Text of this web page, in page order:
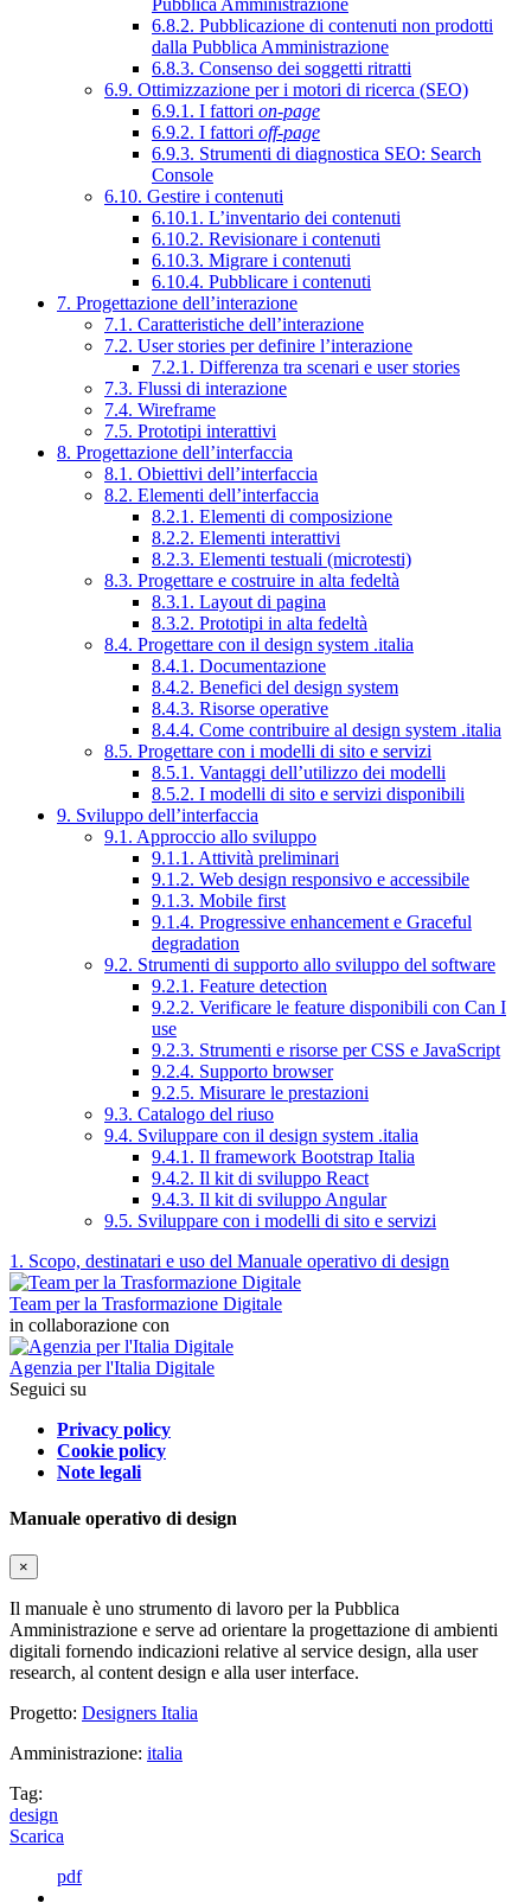
6.8.2. Pubblicazione di contenuti non prodotti
dalla Pubblica Amministrazione
6.8.3. Consenso dei soggetti ritratti
6.9. Ottimizzazione per i motori di ricerca (SEO)
6.9.1. I fattori on-page
6.9.2. I fattori off-page
6.9.3. Strumenti di diagnostica SEO: Search
Console
6.10. Gestire i contenuti
6.10.1. L’inventario dei contenuti
6.10.2. Revisionare i contenuti
6.10.3. Migrare i contenuti
6.10.4. Pubblicare i contenuti
7. Progettazione dell’interazione
7.1. Caratteristiche dell’interazione
7.2. User stories per definire l’interazione
7.2.1. Differenza tra scenari e user stories
7.3. Flussi di interazione
7.4. Wireframe
7.5. Prototipi interattivi
8. Progettazione dell’interfaccia
8.1. Obiettivi dell’interfaccia
8.2. Elementi dell’interfaccia
8.2.1. Elementi di composizione
8.2.2. Elementi interattivi
8.2.3. Elementi testuali (microtesti)
8.3. Progettare e costruire in alta fedeltà
8.3.1. Layout di pagina
8.3.2. Prototipi in alta fedeltà
8.4. Progettare con il design system .italia
8.4.1. Documentazione
8.4.2. Benefici del design system
8.4.3. Risorse operative
8.4.4. Come contribuire al design system .italia
8.5. Progettare con i modelli di sito e servizi
8.5.1. Vantaggi dell’utilizzo dei modelli
8.5.2. I modelli di sito e servizi disponibili
9. Sviluppo dell’interfaccia
9.1. Approccio allo sviluppo
9.1.1. Attività preliminari
9.1.2. Web design responsivo e accessibile
9.1.3. Mobile first
9.1.4. Progressive enhancement e Graceful
degradation
9.2. Strumenti di supporto allo sviluppo del software
9.2.1. Feature detection
9.2.2. Verificare le feature disponibili con Can I
use
9.2.3. Strumenti e risorse per CSS e JavaScript
9.2.4. Supporto browser
9.2.5. Misurare le prestazioni
9.3. Catalogo del riuso
9.4. Sviluppare con il design system .italia
9.4.1. Il framework Bootstrap Italia
9.4.2. Il kit di sviluppo React
9.4.3. Il kit di sviluppo Angular
9.5. Sviluppare con i modelli di sito e servizi
1. Scopo, destinatari e uso del Manuale operativo di design
Team per la Trasformazione Digitale
in collaborazione con
Agenzia per l'Italia Digitale
Seguici su
Privacy policy
Cookie policy
Note legali
Manuale operativo di design
×
Il manuale è uno strumento di lavoro per la Pubblica
Amministrazione e serve ad orientare la progettazione di ambienti
digitali fornendo indicazioni relative al service design, alla user
research, al content design e alla user interface.
Progetto: Designers Italia
Amministrazione: italia
Tag:
design
Scarica
pdf